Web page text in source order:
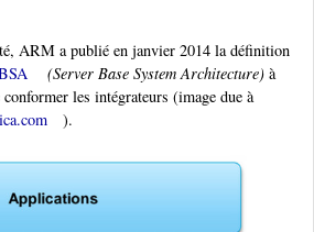
ARM a publié en janvier 2014 la définition
(Server Base System Architecture) à
les intégrateurs (image due à
).